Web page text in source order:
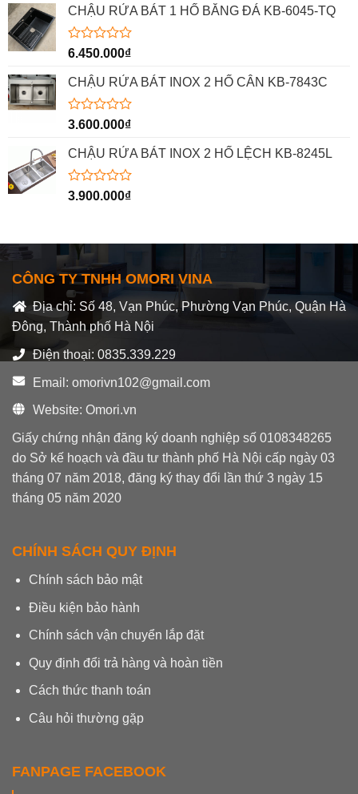
hạng 5.00
CHẬU RỬA BÁT 1 HỐ BẰNG ĐÁ KB-6045-TQ
Được
hạng
0
5
6.450.000₫
CHẬU RỬA BÁT INOX 2 HỐ CÂN KB-7843C
Được
hạng
0
5
3.600.000₫
CHẬU RỬA BÁT INOX 2 HỐ LỆCH KB-8245L
Được
5
sao
3.900.000₫
CÔNG TY TNHH OMORI VINA
Địa chỉ: Số 48, Vạn Phúc, Phường Vạn Phúc, Quận Hà
Đông, Thành phố Hà Nội
Điện thoại: 0835.339.229
Email: omorivn102@gmail.com
Website: Omori.vn
Giấy chứng nhận đăng ký doanh nghiệp số 0108348265
do Sở kế hoạch và đầu tư thành phố Hà Nội cấp ngày 03
tháng 07 năm 2018, đăng ký thay đổi lần thứ 3 ngày 15
tháng 05 năm 2020
CHÍNH SÁCH QUY ĐỊNH
Chính sách bảo mật
Điều kiện bảo hành
Chính sách vận chuyển lắp đặt
Quy định đổi trả hàng và hoàn tiền
Cách thức thanh toán
Câu hỏi thường gặp
FANPAGE FACEBOOK